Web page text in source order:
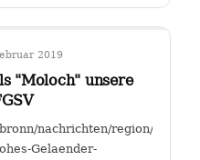
2019
"Moloch" unsere
nachrichten/region/Warum-
Gelaender-